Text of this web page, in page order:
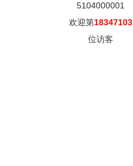
5104000001
欢迎第18347103
位访客